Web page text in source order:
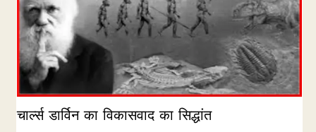
चार्ल्स डार्विन का विकासवाद का सिद्धांत